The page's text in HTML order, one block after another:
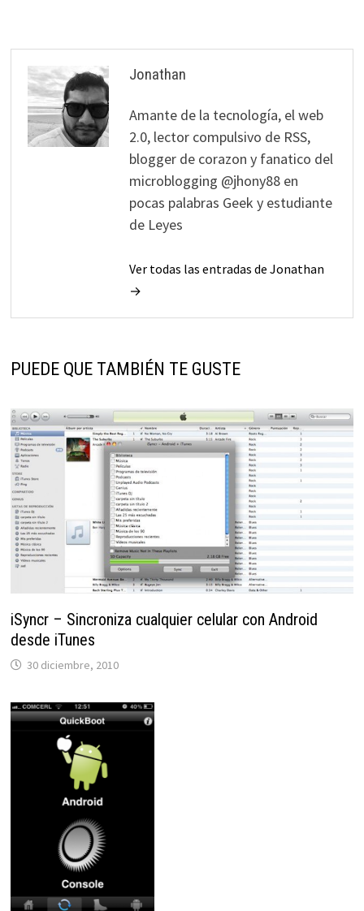
Jonathan
Amante de la tecnología, el web
2.0, lector compulsivo de RSS,
blogger de corazon y fanatico del
microblogging @jhony88 en
pocas palabras Geek y estudiante
de Leyes
Ver todas las entradas de Jonathan
→
PUEDE QUE TAMBIÉN TE GUSTE
iSyncr – Sincroniza cualquier celular con Android
desde iTunes
30 diciembre, 2010